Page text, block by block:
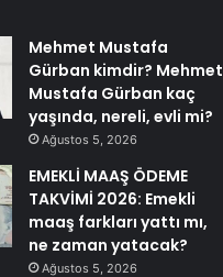
Mehmet Mustafa
Gürban kimdir? Mehmet
Mustafa Gürban kaç
yaşında, nereli, evli mi?
Ağustos 5, 2026
EMEKLİ MAAŞ ÖDEME
TAKVİMİ 2026: Emekli
maaş farkları yattı mı,
ne zaman yatacak?
Ağustos 5, 2026